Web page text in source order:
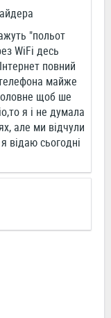
"польот
WiFi десь
повний
майже
щоб ше
я і не думала
але ми відчули
відаю сьогодні